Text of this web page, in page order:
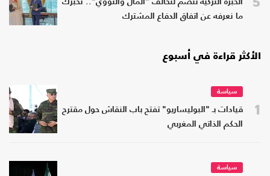
الخبرة التركية تنضم لتحالف "المال والنووي".. نخبرك
ما نعرفه عن اتفاق الدفاع المشترك
الأكثر قراءة في أسبوع
1
سياسة
قيادات بـ "البوليساريو" تفتح باب النقاش حول مقترح
الحكم الذاتي المغربي
سياسة